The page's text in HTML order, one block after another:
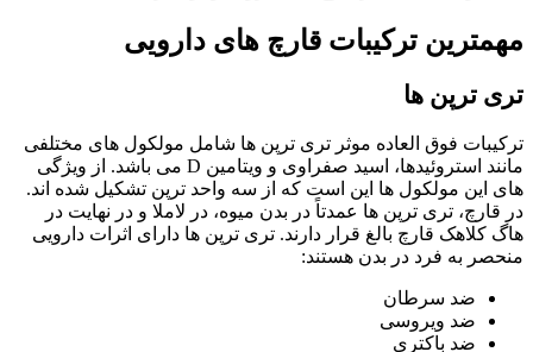
مهمترین ترکیبات قارچ های دارویی
تری ترپن ها
ترکیبات فوق العاده موثر تری ترپن ها شامل مولکول های مختلفی
مانند استروئیدها، اسید صفراوی و ویتامین D می باشد. از ویژگی
های این مولکول ها این است که از سه واحد ترپن تشکیل شده اند.
در قارچ، تری ترپن ها عمدتاً در بدن میوه، در لاملا و در نهایت در
هاگ کلاهک قارچ بالغ قرار دارند. تری ترپن ها دارای اثرات دارویی
منحصر به فرد در بدن هستند:
ضد سرطان
ضد ویروسی
ضد باکتری